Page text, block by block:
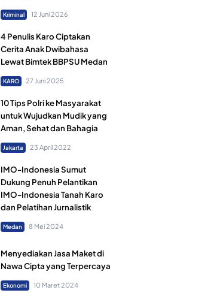
Kriminal 12 Juni 2026
4 Penulis Karo Ciptakan
Cerita Anak Dwibahasa
Lewat Bimtek BBPSU Medan
KARO 27 Juni 2025
10 Tips Polri ke Masyarakat
untuk Wujudkan Mudik yang
Aman, Sehat dan Bahagia
Jakarta 23 April 2022
IMO-Indonesia Sumut
Dukung Penuh Pelantikan
IMO-Indonesia Tanah Karo
dan Pelatihan Jurnalistik
Medan 8 Mei 2024
Menyediakan Jasa Maket di
Nawa Cipta yang Terpercaya
Ekonomi 10 Maret 2024